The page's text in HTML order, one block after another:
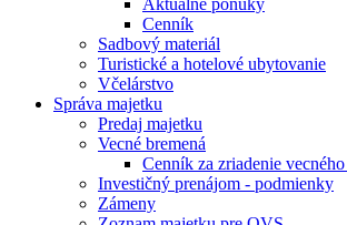
Cenník
Sadbový materiál
Turistické a hotelové ubytovanie
Včelárstvo
Správa majetku
Predaj majetku
Vecné bremená
Cenník za zriadenie vecného
Investičný prenájom - podmienky
Zámeny